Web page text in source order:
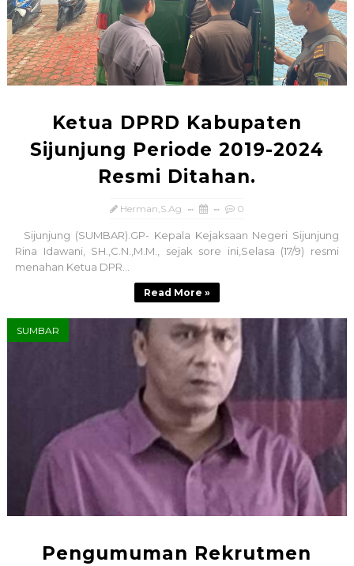
Ketua DPRD Kabupaten
Sijunjung Periode 2019-2024
Resmi Ditahan.
Herman,S.Ag 0
Sijunjung (SUMBAR).GP- Kepala Kejaksaan Negeri Sijunjung
Rina Idawani, SH.,C.N.,M.M., sejak sore ini,Selasa (17/9) resmi
menahan Ketua DPR...
Read More »
SUMBAR
Pengumuman Rekrutmen